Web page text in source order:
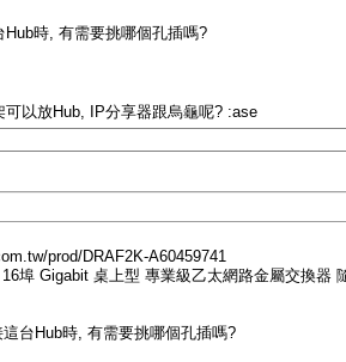
時, 有需要挑哪個孔插嗎?
可以放Hub, IP分享器跟烏龜呢? :ase
prod/DRAF2K-A60459741
埠 Gigabit 桌上型 專業級乙太網路金屬交換器
台Hub時, 有需要挑哪個孔插嗎?